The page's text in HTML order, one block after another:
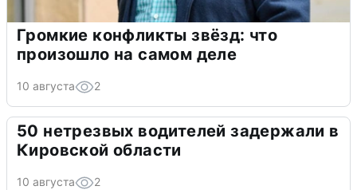
Громкие конфликты звёзд: что
произошло на самом деле
10 августа 2
50 нетрезвых водителей задержали в
Кировской области
10 августа 2